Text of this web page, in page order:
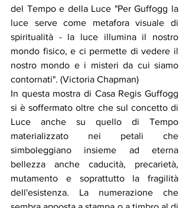
del Tempo e della Luce "Per Guffogg la
luce serve come metafora visuale di
spiritualità - la luce illumina il nostro
mondo fisico, e ci permette di vedere il
nostro mondo e i misteri da cui siamo
contornati". (Victoria Chapman)
In questa mostra di Casa Regis Guffogg
si è soffermato oltre che sul concetto di
Luce anche su quello di Tempo
materializzato nei petali che
simboleggiano insieme ad eterna
bellezza anche caducità, precarietà,
mutamento e soprattutto la fragilità
dell'esistenza. La numerazione che